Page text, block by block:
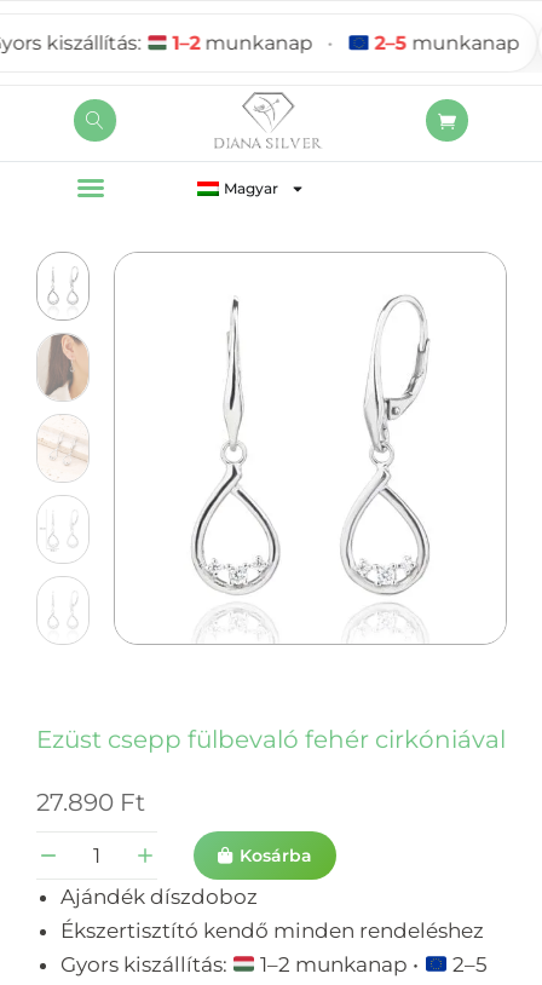
Magyar
kiszállítás: 1–2 munkanap • 2–5munkanap
Ezüst csepp fülbevaló fehér cirkóniával
27.890 Ft
Kosárba
Ajándék díszdoboz
Ékszertisztító kendő minden rendeléshez
Gyors kiszállítás:
1–2 munkanap •
2–5